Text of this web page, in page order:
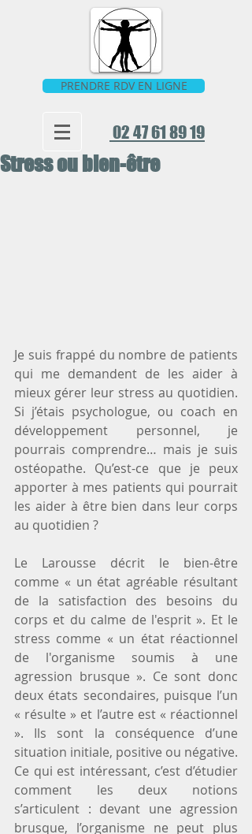
PRENDRE RDV EN LIGNE
02 47 61 89 19
Stress ou bien-être
Je suis frappé du nombre de patients
qui me demandent de les aider à
mieux gérer leur stress au quotidien.
Si j’étais psychologue, ou coach en
développement personnel, je
pourrais comprendre… mais je suis
ostéopathe. Qu’est-ce que je peux
apporter à mes patients qui pourrait
les aider à être bien dans leur corps
au quotidien ?
Le Larousse décrit le bien-être
comme « un état agréable résultant
de la satisfaction des besoins du
corps et du calme de l'esprit ». Et le
stress comme « un état réactionnel
de l'organisme soumis à une
agression brusque ». Ce sont donc
deux états secondaires, puisque l’un
« résulte » et l’autre est « réactionnel
». Ils sont la conséquence d’une
situation initiale, positive ou négative.
Ce qui est intéressant, c’est d’étudier
comment les deux notions
s’articulent : devant une agression
brusque, l’organisme ne peut plus